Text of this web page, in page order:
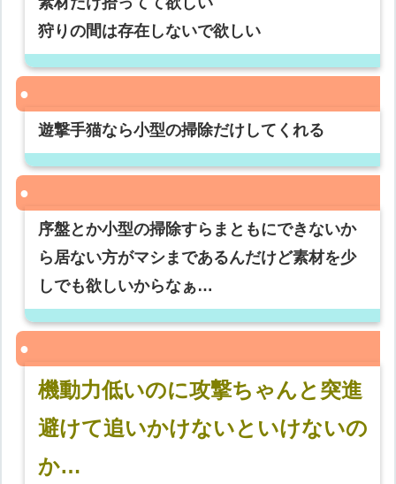
狩りの間は存在しないで欲しい
遊撃手猫なら小型の掃除だけしてくれる
序盤とか小型の掃除すらまともにできないか
ら居ない方がマシまであるんだけど素材を少
しでも欲しいからなぁ…
機動力低いのに攻撃ちゃんと突進
避けて追いかけないといけないの
か…